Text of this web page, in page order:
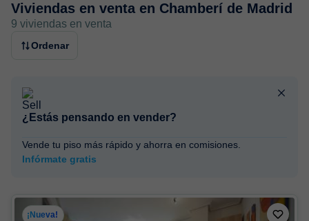
Viviendas en venta en Chamberí de Madrid
9 viviendas en venta
Ordenar
¿Estás pensando en vender?
Vende tu piso más rápido y ahorra en comisiones.
Infórmate gratis
¡Nueva!